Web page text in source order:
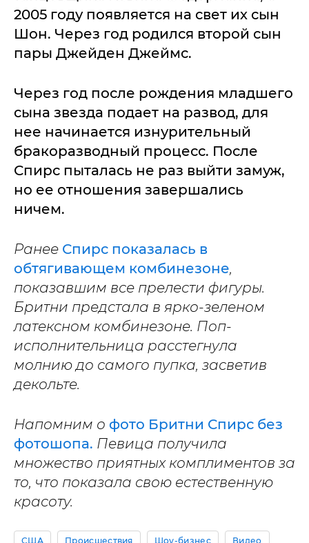
2005 году появляется на свет их сын
Шон. Через год родился второй сын
пары Джейден Джеймс.
Через год после рождения младшего
сына звезда подает на развод, для
нее начинается изнурительный
бракоразводный процесс. После
Спирс пыталась не раз выйти замуж,
но ее отношения завершались
ничем.
Ранее Спирс показалась в
обтягивающем комбинезоне,
показавшим все прелести фигуры.
Бритни предстала в ярко-зеленом
латексном комбинезоне. Поп-
исполнительница расстегнула
молнию до самого пупка, засветив
декольте.
Напомним о фото Бритни Спирс без
фотошопа. Певица получила
множество приятных комплиментов за
то, что показала свою естественную
красоту.
США Происшествия Шоу-бизнес Видео